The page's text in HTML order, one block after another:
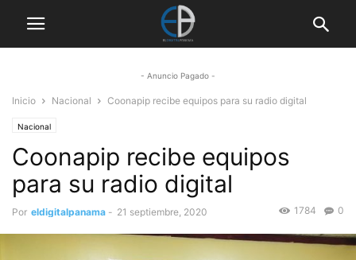
- Anuncio Pagado -
Inicio Nacional Coonapip recibe equipos para su radio digital
Nacional
Coonapip recibe equipos
para su radio digital
Por eldigitalpanama - 21 septiembre, 2020 0
1784